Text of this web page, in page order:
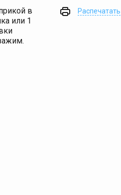
в
или 1
Распечатать